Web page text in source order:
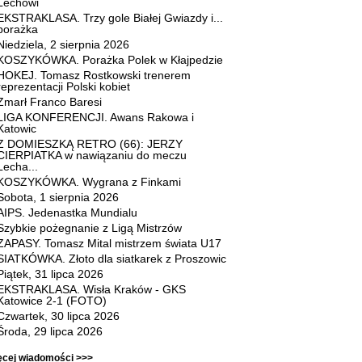
Trzy gole Białej Gwiazdy i...
2 sierpnia 2026
Porażka Polek w Kłajpedzie
Tomasz Rostkowski trenerem
Polski kobiet
Franco Baresi
KONFERENCJI. Awans Rakowa i
DOMIESZKĄ RETRO (66): JERZY
w nawiązaniu do meczu
Wygrana z Finkami
1 sierpnia 2026
Jedenastka Mundialu
pożegnanie z Ligą Mistrzów
Tomasz Mital mistrzem świata U17
Złoto dla siatkarek z Proszowic
31 lipca 2026
Wisła Kraków - GKS
2-1 (FOTO)
30 lipca 2026
29 lipca 2026
wiadomości >>>